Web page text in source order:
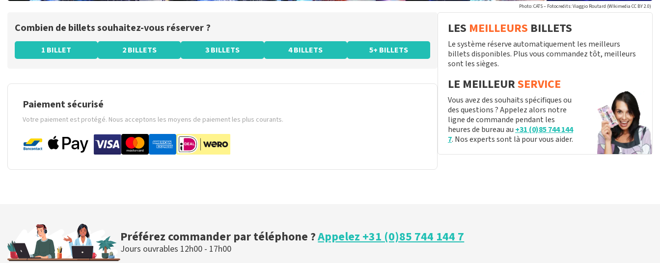
Photo: CATS – Fotocredits: Viaggio Routard (WIkimedia CC BY 2.0)
Combien de billets souhaitez-vous réserver ?
1 BILLET 2 BILLETS 3 BILLETS 4 BILLETS 5+ BILLETS
Paiement sécurisé
Votre paiement est protégé. Nous acceptons les moyens de paiement les plus courants.
LES MEILLEURS BILLETS
Le système réserve automatiquement les meilleurs
billets disponibles. Plus vous commandez tôt, meilleurs
sont les sièges.
LE MEILLEURSERVICE
Vous avez des souhaits spécifiques ou
des questions ? Appelez alors notre
ligne de commande pendant les
heures de bureau au +31 (0)85 744 144
7. Nos experts sont là pour vous aider.
Préférez commander par téléphone ?Appelez +31 (0)85 744 144 7
Jours ouvrables 12h00 - 17h00